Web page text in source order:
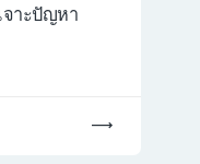
จาะปัญหา